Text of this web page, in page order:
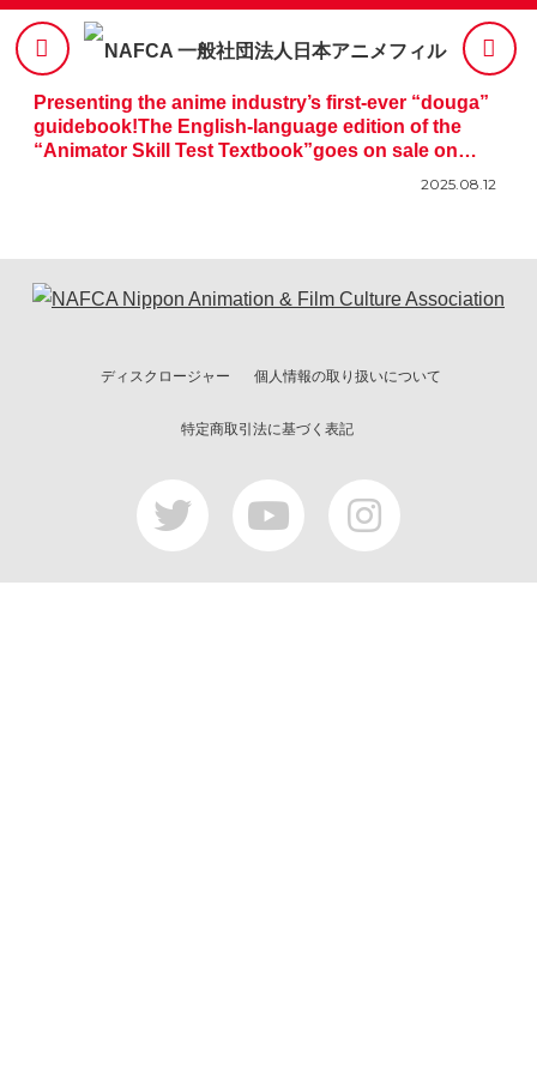
Presenting the anime industry’s first-ever “douga”
guidebook!The English-language edition of the
“Animator Skill Test Textbook”goes on sale on
2025.08.12
ディスクロージャー 個人情報の取り扱いについて
特定商取引法に基づく表記